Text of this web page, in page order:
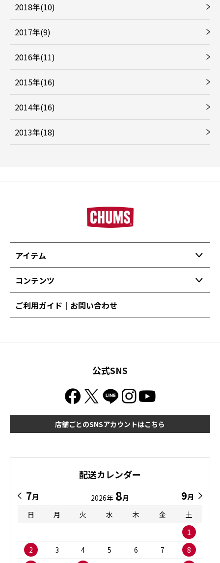
2018年(10)
2017年(9)
2016年(11)
2015年(16)
2014年(16)
2013年(18)
アイテム
コンテンツ
ご利用ガイド｜お問い合わせ
公式SNS
店舗ごとのSNSアカウントはこちら
配送カレンダー
7月 2026年 8月 9月
日
月 火 水 木 金
土
1
2
3 4 5 6 7
8